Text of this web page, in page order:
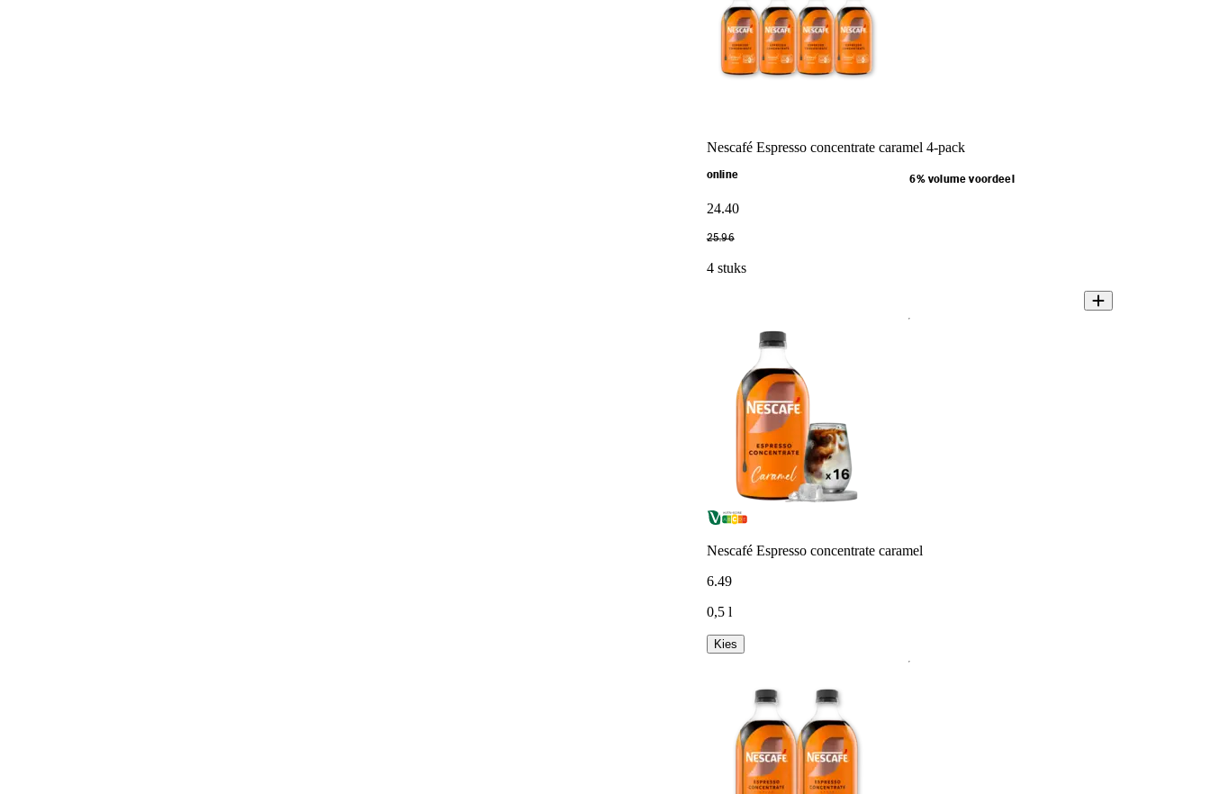
Nescafé Espresso concentrate caramel 4-pack
online 6% volume voordeel
24.40
25.96
4 stuks
Nescafé Espresso concentrate caramel
6.49
0,5 l
Kies